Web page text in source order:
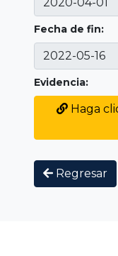
Fecha de fin:
Evidencia:
Haga
Regresar